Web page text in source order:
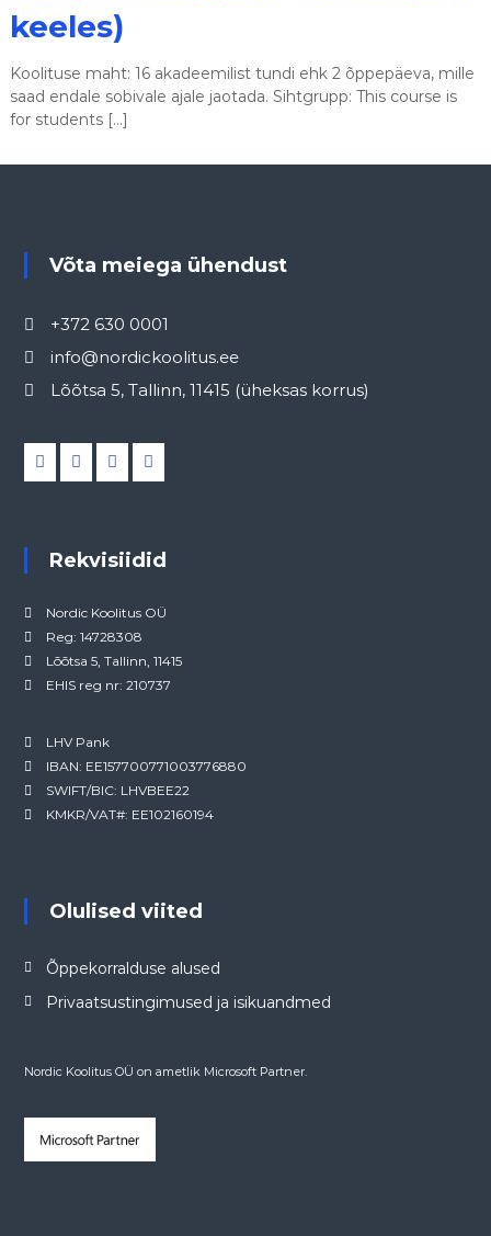
keeles)
Koolituse maht: 16 akadeemilist tundi ehk 2 õppepäeva, mille
saad endale sobivale ajale jaotada. Sihtgrupp: This course is
for students […]
Võta meiega ühendust
+372 630 0001
info@nordickoolitus.ee
Lõõtsa 5, Tallinn, 11415 (üheksas korrus)
Rekvisiidid
Nordic Koolitus OÜ
Reg: 14728308
Lõõtsa 5, Tallinn, 11415
EHIS reg nr: 210737
LHV Pank
IBAN: EE157700771003776880
SWIFT/BIC: LHVBEE22
KMKR/VAT#: EE102160194
Olulised viited
Õppekorralduse alused
Privaatsustingimused ja isikuandmed
Nordic Koolitus OÜ on ametlik Microsoft Partner.